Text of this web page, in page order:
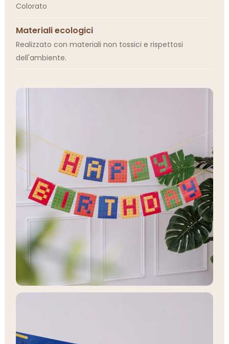
Colorato
Materiali ecologici
Realizzato con materiali non tossici e rispettosi
dell'ambiente.